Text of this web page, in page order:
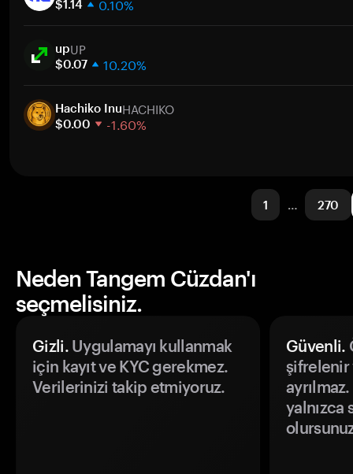
Piyasa değeri
$1.14
30 gün
Piyasa değeri
upUP
$0.07 10.20%
30 gün
Piyasa değeri
Hachiko InuHACHIKO
$0.00 -1.60%
1 … 270
Neden Tangem Cüzdan'ı
seçmelisiniz.
Gizli.Uygulamayı kullanmak
için kayıt ve KYC gerekmez.
Verilerinizi takip etmiyoruz.
Güvenli.
şifrelenir
yalnızca